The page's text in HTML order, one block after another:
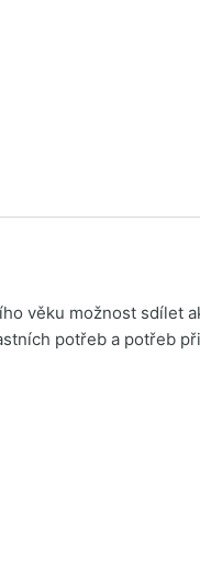
věku možnost sdílet
potřeb a potřeb